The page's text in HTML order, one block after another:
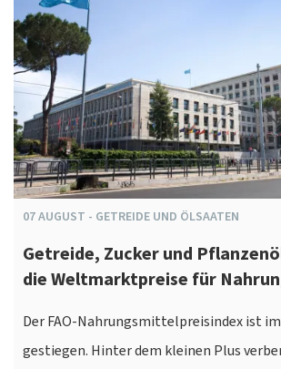
07AUGUST - GETREIDE UND ÖLSAATEN
Getreide, Zucker und
die Weltmarktpreise für
Der FAO-Nahrungsmittelpreisindex ist
gestiegen. Hinter dem kleinen Plus